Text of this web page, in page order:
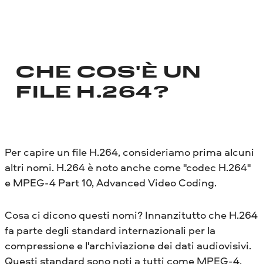
CHE COS'È UN
FILE H.264?
Per capire un file H.264, consideriamo prima alcuni
altri nomi. H.264 è noto anche come "codec H.264"
e MPEG-4 Part 10, Advanced Video Coding.
Cosa ci dicono questi nomi? Innanzitutto che H.264
fa parte degli standard internazionali per la
compressione e l'archiviazione dei dati audiovisivi.
Questi standard sono noti a tutti come MPEG-4.